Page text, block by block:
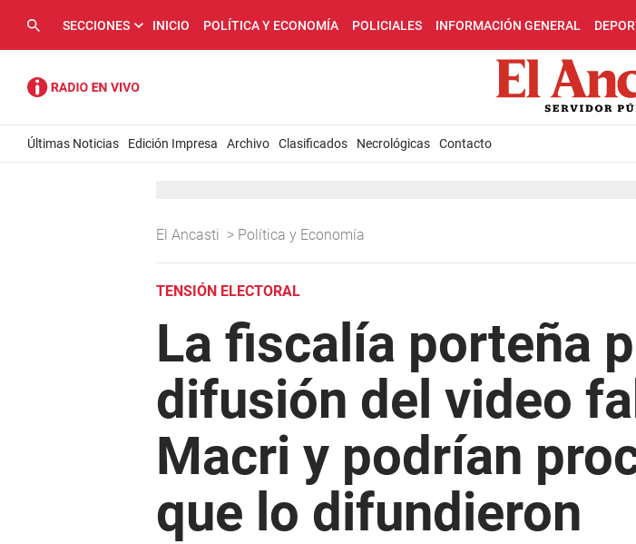
SECCIONES INICIO POLÍTICA Y ECONOMÍA POLICIALES INFORMACIÓN GENERAL
Últimas Noticias Edición Impresa Archivo Clasificados Necrológicas Contacto
El Ancasti > Política y Economía
TENSIÓN ELECTORAL
La fiscalía porteña
difusión del video
Macri y podrían
que lo difundieron